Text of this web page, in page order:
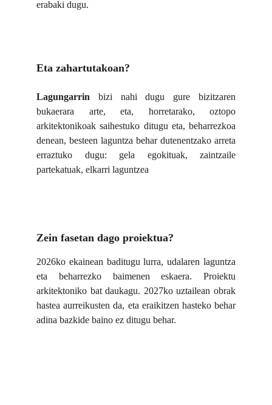
Eta zahartutakoan?
Lagungarrin bizi nahi dugu gure bizitzaren
bukaerara arte, eta, horretarako, oztopo
arkitektonikoak saihestuko ditugu eta, beharrezkoa
denean, besteen laguntza behar dutenentzako arreta
erraztuko dugu: gela egokituak, zaintzaile
partekatuak, elkarri laguntzea
erabaki dugu.
Zein fasetan dago proiektua?
2026ko ekainean baditugu lurra, udalaren laguntza
eta beharrezko baimenen eskaera. Proiektu
arkitektoniko bat daukagu. 2027ko uztailean obrak
hastea aurreikusten da, eta eraikitzen hasteko behar
adina bazkide baino ez ditugu behar.